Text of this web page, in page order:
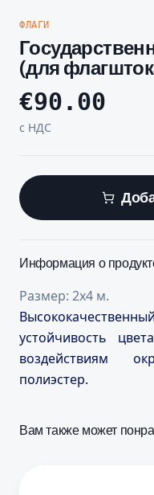
ФЛАГИ
(для
€90.00
с НДС
Информация о
Размер: 2x4 м.
устойчивость
воздействиям
полиэстер.
Вам также может